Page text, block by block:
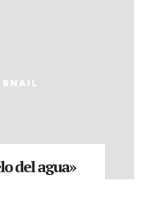
del agua»